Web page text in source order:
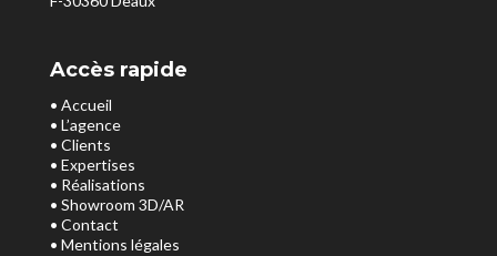
Accès rapide
• Accueil
• L’agence
• Clients
• Expertises
• Réalisations
• Showroom 3D/AR
• Contact
• Mentions légales